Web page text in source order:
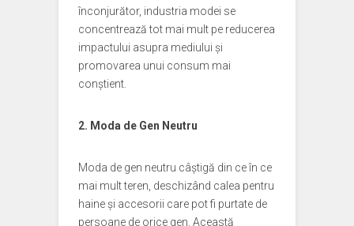
înconjurător, industria modei se
concentrează tot mai mult pe reducerea
impactului asupra mediului și
promovarea unui consum mai
conștient.
2. Moda de Gen Neutru
Moda de gen neutru câștigă din ce în ce
mai mult teren, deschizând calea pentru
haine și accesorii care pot fi purtate de
persoane de orice gen. Această